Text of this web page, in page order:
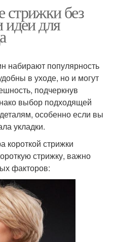
стрижки без
идеи для
набирают популярность
в уходе, но и могут
подчеркнув
выбор подходящей
особенно если вы
укладки.
стрижки
стрижку, важно
факторов: